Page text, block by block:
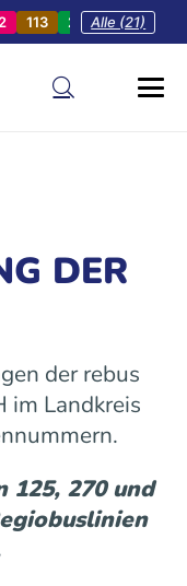
113 201 202
Alle (21)
DER
der rebus
im Landkreis
125, 270 und